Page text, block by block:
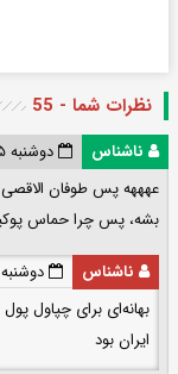
نظرات شما - 55
ناشناس
دوشنبه ۱۵ تیر ۱۴۰۵ ۱۹:۴۷:۵۸
عهههه پس طوفان
بشه، پس چرا حماس
ناشناس
دوشنبه ۱۵ تیر ۱۴۰۵ ۲۰:۵۷:۵۳
بهانه‌ای برای چپاول
ایران بود